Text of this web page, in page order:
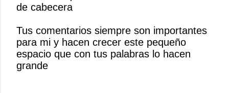
a
u
n
c
o
de cabecera
Tus comentarios siempre son importantes
para mi y hacen crecer este pequeño
espacio que con tus palabras lo hacen
grande